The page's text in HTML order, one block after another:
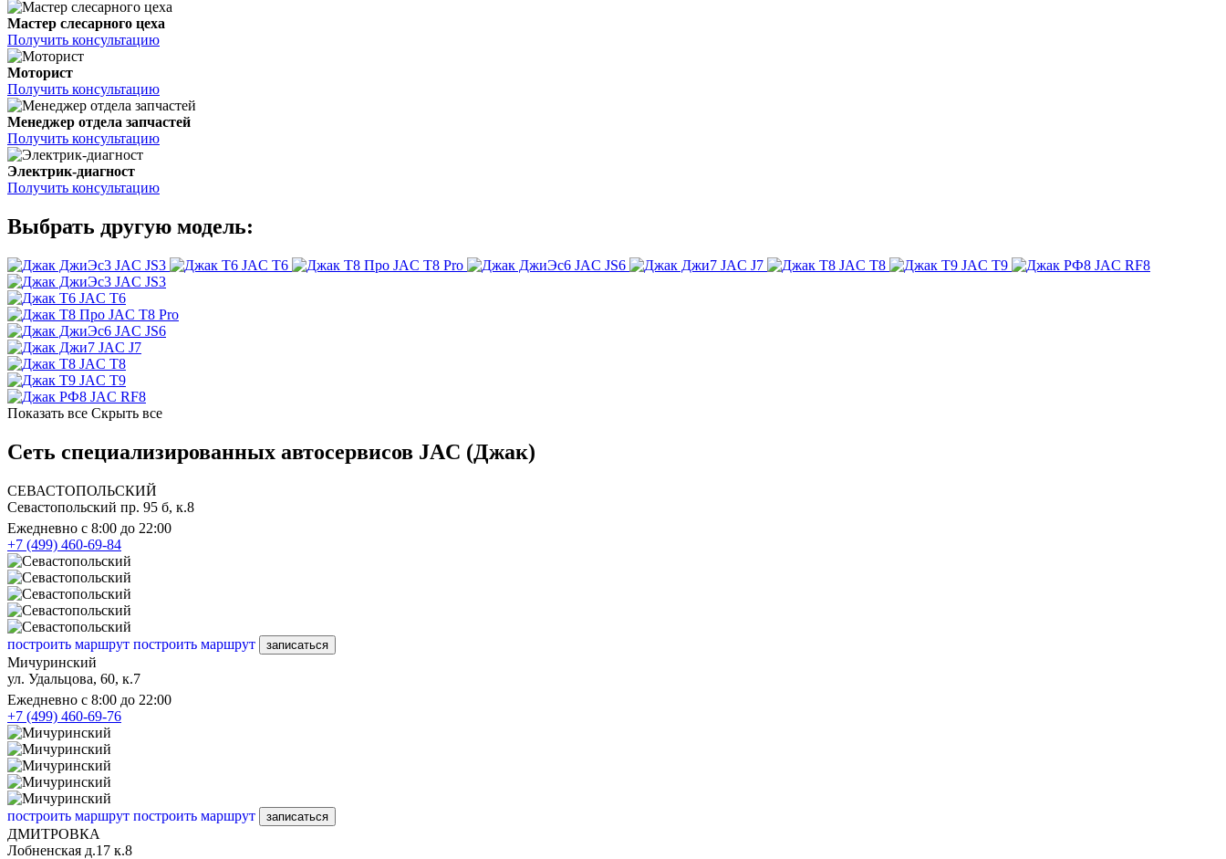
Мастер слесарного цеха
Получить консультацию
Моторист
Получить консультацию
Менеджер отдела запчастей
Получить консультацию
Электрик-диагност
Получить консультацию
Выбрать другую модель:
JAC JS3 JAC T6 JAC T8 Pro JAC JS6 JAC J7 JAC T8 JAC T9
JAC RF8
JAC JS3
JAC T6
JAC T8 Pro
JAC JS6
JAC J7
JAC T8
JAC T9
JAC RF8
Показать все Скрыть все
Сеть специализированных автосервисов JAC (Джак)
СЕВАСТОПОЛЬСКИЙ
Севастопольский пр. 95 б, к.8
Ежедневно с 8:00 до 22:00
+7 (499) 460-69-84
построить маршрут построить маршрут записаться
Мичуринский
ул. Удальцова, 60, к.7
Ежедневно с 8:00 до 22:00
+7 (499) 460-69-76
построить маршрут построить маршрут записаться
ДМИТРОВКА
Лобненская д.17 к.8